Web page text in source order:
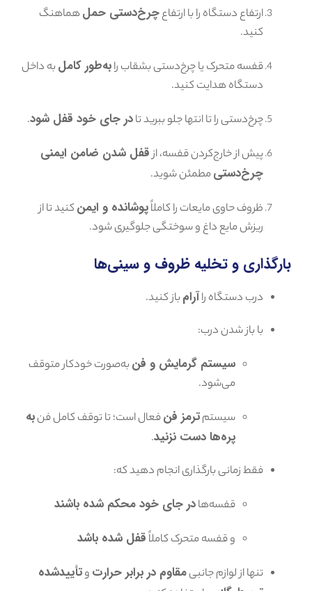
ارتفاع دستگاه را با ارتفاعچرخ‌دستی حملهماهنگ
کنید.
قفسه متحرک یا چرخ‌دستی بشقاب رابه‌طور کامل به داخل
دستگاه هدایت کنید.
چرخ‌دستی را تا انتها جلو ببرید تادر جای خود قفل شود.
پیش از خارج‌کردن قفسه، ازقفل شدن ضامن ایمنی
چرخ‌دستیمطمئن شوید.
ظروف حاوی مایعات را کاملاًپوشانده و ایمنکنید تا از
ریزش مایع داغ و سوختگی جلوگیری شود.
بارگذاری و تخلیه ظروف و سینی‌ها
درب دستگاه راآرام باز کنید.
با باز شدن درب:
سیستم گرمایش و فن به‌صورت خودکار متوقف
می‌شود.
سیستمترمز فنفعال است؛ تا توقف کامل فنبه
پره‌ها دست نزنید.
فقط زمانی بارگذاری انجام دهید که:
قفسه‌هادر جای خود محکم شده باشند
و قفسه متحرک کاملاً قفل شده باشد
تنها از لوازم جانبیمقاوم در برابر حرارت وتأیید‌شده